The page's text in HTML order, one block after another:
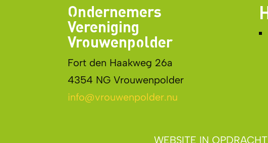
Ondernemers
Vereniging
Vrouwenpolder
Fort den Haakweg 26a
4354 NG Vrouwenpolder
info@vrouwenpolder.nu
WEBSITE IN